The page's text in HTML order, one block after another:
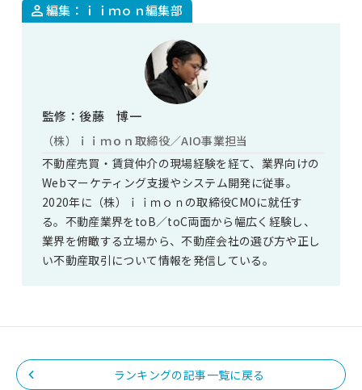
編集：ｉｉｍｏｎ編集部
監修：後藤 博一
（株）ｉｉｍｏｎ取締役／AIO事業担当
不動産売買・賃貸仲介の現場経験を経て、業界向けの
Webマーケティング支援やシステム開発に従事。
2020年に（株）ｉｉｍｏｎの取締役CMOに就任す
る。不動産業界をtoB／toC両面から幅広く経験し、
業界を俯瞰する立場から、不動産会社の選び方や正し
い不動産取引について情報を発信している。
ランキングの記事一覧に戻る